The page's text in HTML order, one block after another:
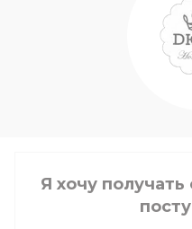
Я хочу